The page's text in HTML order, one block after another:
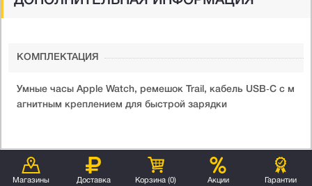
Акции
Доставка
Магазины Гарантии
Корзина (0)
КОМПЛЕКТАЦИЯ
Умные часы Apple Watch, ремешок Trail, кабель USB‑C с м
агнитным креплением для быстрой зарядки